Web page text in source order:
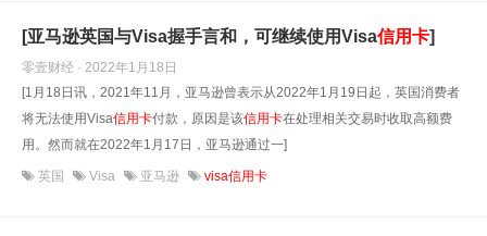
[亚马逊英国与Visa握手言和，可继续使用Visa信用卡]
零壹财经 · 2022年1月18日
[1月18日讯，2021年11月，亚马逊曾表示从2022年1月19日起，英国消费者
将无法使用Visa信用卡付款，原因是该信用卡在处理相关交易时收取高额费
用。然而就在2022年1月17日，亚马逊通过一]
英国 Visa 亚马逊 visa信用卡